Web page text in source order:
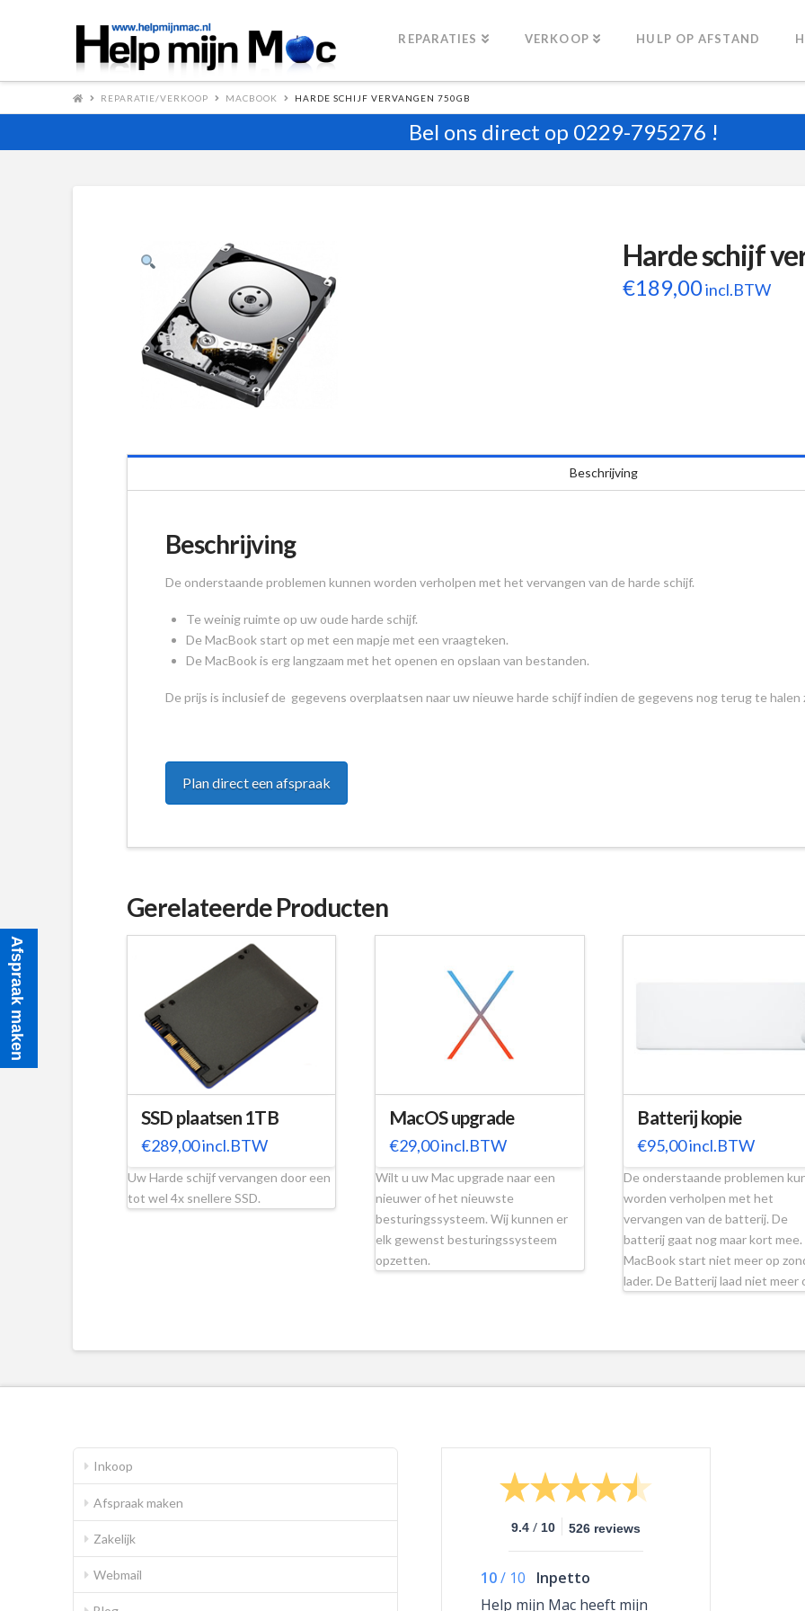
REPARATIES VERKOOP HULP OP AFSTAND
REPARATIE/VERKOOP MACBOOK HARDE SCHIJF VERVANGEN 750GB
Bel ons direct op 0229-795276 !
Harde schijf
€189,00incl.BTW
Beschrijving
Beschrijving
De onderstaande problemen kunnen worden verholpen met het vervangen van de harde schijf.
Te weinig ruimte op uw oude harde schijf.
De MacBook start op met een mapje met een vraagteken.
De MacBook is erg langzaam met het openen en opslaan van bestanden.
De prijs is inclusief de gegevens overplaatsen naar uw nieuwe harde schijf indien de gegevens nog terug te halen
Plan direct een afspraak
Gerelateerde Producten
SSD plaatsen 1TB
€289,00incl.BTW
Uw Harde schijf vervangen door een
tot wel 4x snellere SSD.
MacOS upgrade
€29,00incl.BTW
Wilt u uw Mac upgrade naar een
nieuwer of het nieuwste
besturingssysteem. Wij kunnen er
elk gewenst besturingssysteem
opzetten.
Batterij kopie
€95,00incl.BTW
De onderstaande problemen
worden verholpen met het
vervangen van de batterij. De
batterij gaat nog maar kort mee.
MacBook start niet meer op
lader. De Batterij laad niet
Inkoop
Afspraak maken
Zakelijk
Webmail
9.4 / 10 526 reviews
10/ 10
Inpetto
Help mijn Mac heeft mijn
Afspraak maken